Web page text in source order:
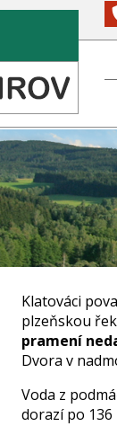
Klatováci
plzeňskou
pramení
Dvora v
Voda z
dorazí po 136